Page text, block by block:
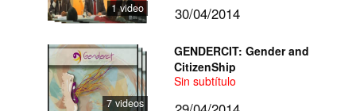
1 video 30/04/2014
7 videos
GENDERCIT: Gender and
CitizenShip
Sin subtítulo